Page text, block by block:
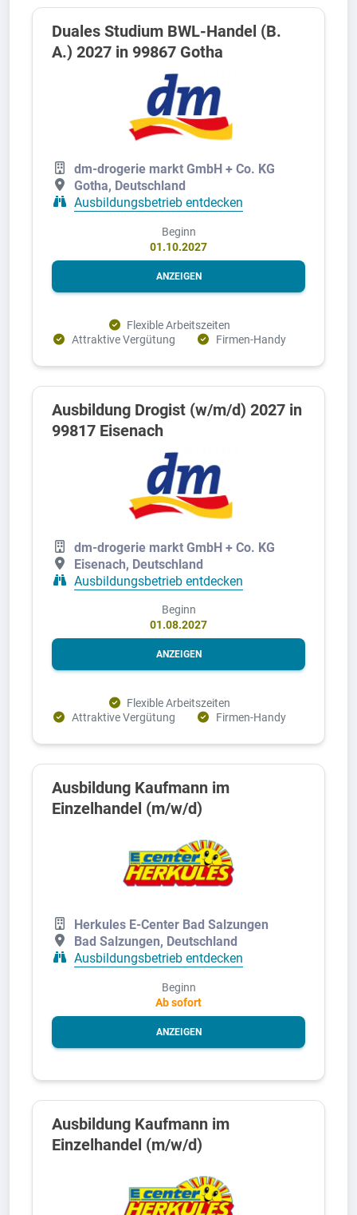
Duales Studium BWL-Handel (B.
A.) 2027 in 99867 Gotha
dm-drogerie markt GmbH + Co. KG
Gotha, Deutschland
Ausbildungsbetrieb entdecken
Beginn
01.10.2027
ANZEIGEN
Flexible Arbeitszeiten
Attraktive Vergütung
Firmen-Handy
Ausbildung Drogist (w/m/d) 2027 in
99817 Eisenach
dm-drogerie markt GmbH + Co. KG
Eisenach, Deutschland
Ausbildungsbetrieb entdecken
Beginn
01.08.2027
ANZEIGEN
Flexible Arbeitszeiten
Attraktive Vergütung
Firmen-Handy
Ausbildung Kaufmann im
Einzelhandel (m/w/d)
Herkules E-Center Bad Salzungen
Bad Salzungen, Deutschland
Ausbildungsbetrieb entdecken
Beginn
Ab sofort
ANZEIGEN
Ausbildung Kaufmann im
Einzelhandel (m/w/d)